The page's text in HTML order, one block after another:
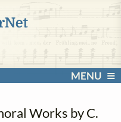
MENU
Works by C.